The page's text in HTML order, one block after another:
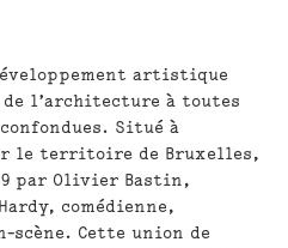
artistique
l’architecture à toutes
Situé à
le territoire de Bruxelles,
par Olivier Bastin,
comédienne,
scène. Cette union de